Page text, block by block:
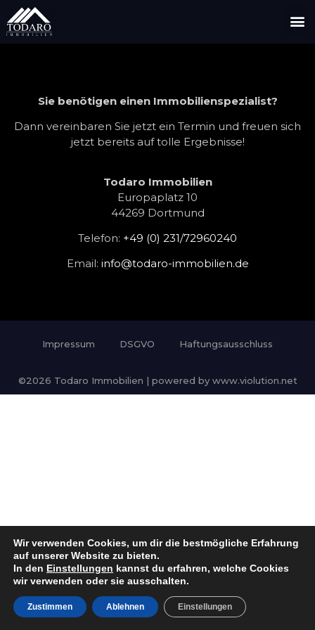
Todaro Immobilien
Europaplatz 10
44269 Dortmund
Telefon: +49 (0) 231/72960240
Email: info@todaro-immobilien.de
Sie benötigen einen Immobilienspezialist?
Dann vereinbaren Sie jetzt ein Termin und freuen sich
jetzt bereits auf tolle Ergebnisse!
©2026 Todaro Immobilien | powered by www.violution.net
Impressum DSGVO Haftungsausschluss
Wir verwenden Cookies, um dir die bestmögliche Erfahrung
auf unserer Website zu bieten.
In den Einstellungen kannst du erfahren, welche Cookies
wir verwenden oder sie ausschalten.
Zustimmen Ablehnen Einstellungen